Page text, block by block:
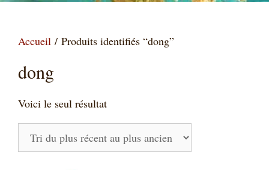
Accueil / Produits identifiés “dong”
dong
Voici le seul résultat